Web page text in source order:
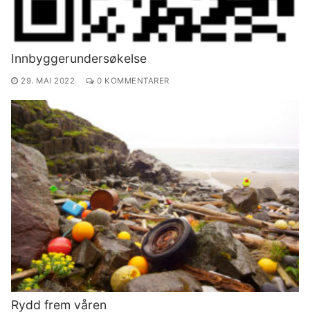
Innbyggerundersøkelse
29. MAI 2022 0 KOMMENTARER
Rydd frem våren